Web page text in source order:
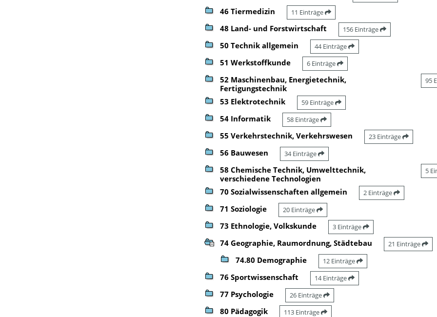
46 Tiermedizin 11 Einträge
48 Land- und Forstwirtschaft 156 Einträge
50 Technik allgemein 44 Einträge
51 Werkstoffkunde 6 Einträge
52 Maschinenbau, Energietechnik,
Fertigungstechnik
95
53 Elektrotechnik 59 Einträge
54 Informatik 58 Einträge
55 Verkehrstechnik, Verkehrswesen 23 Einträge
56 Bauwesen 34 Einträge
58 Chemische Technik, Umwelttechnik,
verschiedene Technologien
5
70 Sozialwissenschaften allgemein 2 Einträge
71 Soziologie 20 Einträge
73 Ethnologie, Volkskunde 3 Einträge
74 Geographie, Raumordnung, Städtebau 21 Einträge
74.80 Demographie 12 Einträge
76 Sportwissenschaft 14 Einträge
77 Psychologie 26 Einträge
80 Pädagogik 113 Einträge